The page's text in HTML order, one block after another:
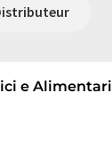
e Alimentari